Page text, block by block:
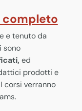
completo
e tenuto da
sono
ed
prodotti e
corsi verranno